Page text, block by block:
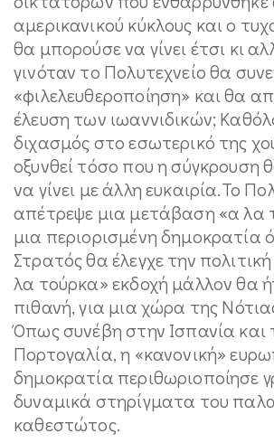
αμερικανικού κύκλους και ο
θα μπορούσε να γίνει έτσι κι
γινόταν το Πολυτεχνείο θα
«φιλελευθεροποίηση» και θα
έλευση των ιωαννιδικών;
διχασμός στο εσωτερικό της
οξυνθεί τόσο που η σύγκρουση
να γίνει με άλλη ευκαιρία.Το
απέτρεψε μια μετάβαση «α λα
μια περιορισμένη δημοκρατία
Στρατός θα έλεγχε την
λα τούρκα» εκδοχή μάλλον θα
πιθανή, για μια χώρα της
Όπως συνέβη στην Ισπανία και
Πορτογαλία, η «κανονική»
δημοκρατία περιθωριοποίησε
δυναμικά στηρίγματα του
καθεστώτος.